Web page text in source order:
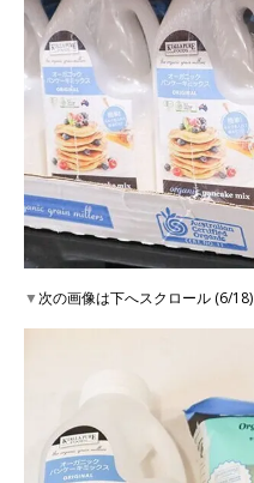
▼次の画像は下へスクロール (6/18)